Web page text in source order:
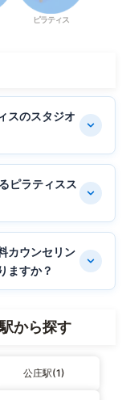
ピラティス
スのスタジオ
ピラティスス
カウンセリン
ますか？
から探す
公庄駅(1)